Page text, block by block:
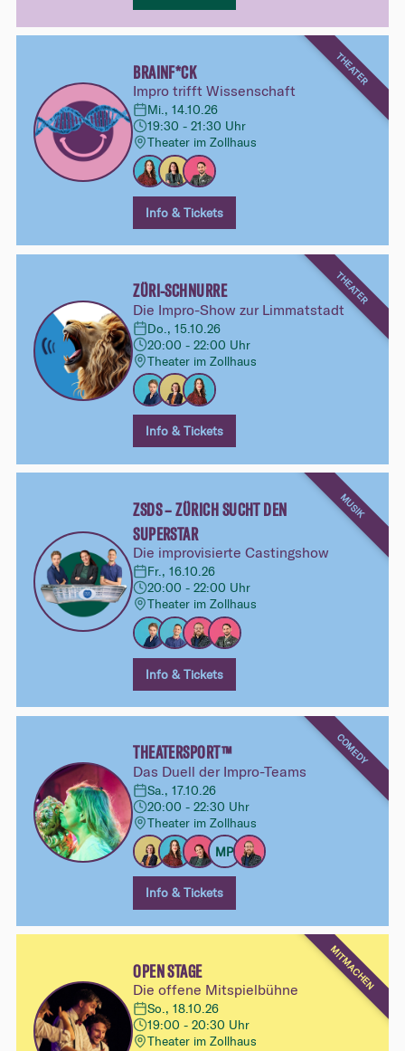
THEATER
BRAINF*CK
Impro trifft Wissenschaft
Mi., 14.10.26
19:30 - 21:30 Uhr
Theater im Zollhaus
Info & Tickets
THEATER
ZÜRI-SCHNURRE
Die Impro-Show zur Limmatstadt
Do., 15.10.26
20:00 - 22:00 Uhr
Theater im Zollhaus
Info & Tickets
MUSIK
ZSDS – ZÜRICH SUCHT DEN
SUPERSTAR
Die improvisierte Castingshow
Fr., 16.10.26
20:00 - 22:00 Uhr
Theater im Zollhaus
Info & Tickets
COMEDY
THEATERSPORT™
Das Duell der Impro-Teams
Sa., 17.10.26
20:00 - 22:30 Uhr
Theater im Zollhaus
MP
Info & Tickets
MITMACHEN
OPEN STAGE
Die offene Mitspielbühne
So., 18.10.26
19:00 - 20:30 Uhr
Theater im Zollhaus